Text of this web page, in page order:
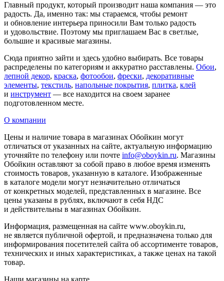
Главный продукт, который производит наша компания — это
радость. Да, именно так: мы стараемся, чтобы ремонт
и обновление интерьера приносили Вам только радость
и удовольствие. Поэтому мы приглашаем Вас в светлые,
большие и красивые магазины.
Сюда приятно зайти и здесь удобно выбирать. Все товары
распределены по категориям и аккуратно расставлены. Обои,
лепной декор, краска, фотообои, фрески, декоративные
элементы, текстиль, напольные покрытия, плитка, клей
и инструмент — все находится на своем заранее
подготовленном месте.
О компании
Цены и наличие товара в магазинах Обойкин могут
отличаться от указанных на сайте, актуальную информацию
уточняйте по телефону или почте info@oboykin.ru. Магазины
Обойкин оставляют за собой право в любое время изменять
стоимость товаров, указанную в каталоге. Изображенные
в каталоге модели могут незначительно отличаться
от конкретных моделей, представленных в магазине. Все
цены указаны в рублях, включают в себя НДС
и действительны в магазинах Обойкин.
Информация, размещенная на сайте www.oboykin.ru,
не является публичной офертой, и предназначена только для
информирования посетителей сайта об ассортименте товаров,
технических и иных характеристиках, а также ценах на такой
товар.
Наши магазины на карте